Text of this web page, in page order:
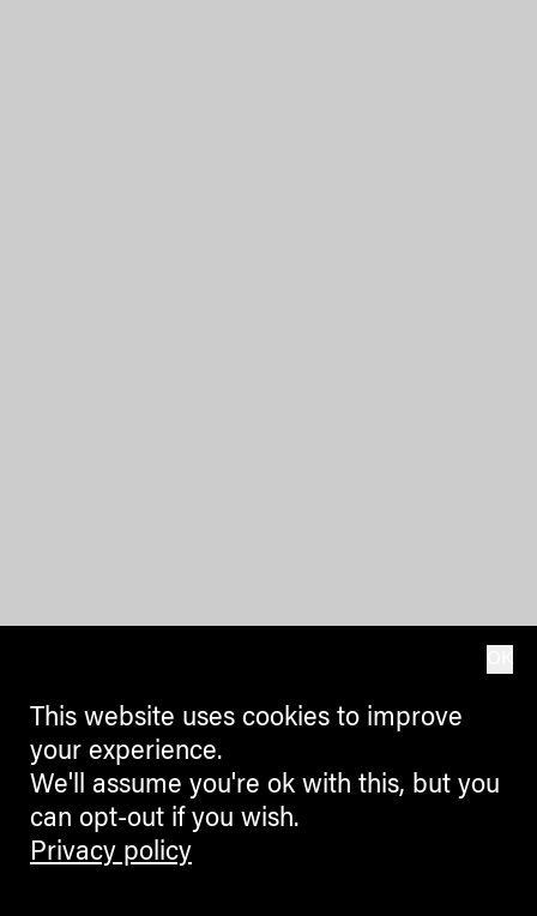
This website uses cookies to improve
your experience.
We'll assume you're ok with this, but you
can opt-out if you wish.
Privacy policy